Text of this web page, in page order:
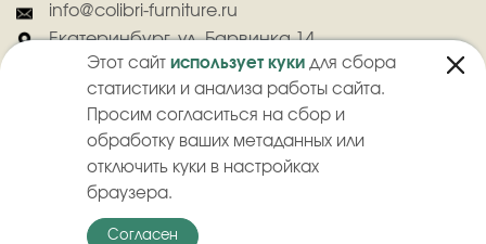
Этот сайт использует куки для сбора
статистики и анализа работы сайта.
Просим согласиться на сбор и
обработку ваших метаданных или
отключить куки в настройках
браузера.
Согласен
info@colibri-furniture.ru
Екатеринбург, ул. Барвинка 14
ООО "Колибри" - Оптовая продажа швейной фурнитуры
Политика конфиденциальности
Пользовательское соглашение